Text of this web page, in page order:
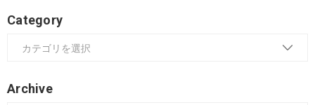
Category
Archive